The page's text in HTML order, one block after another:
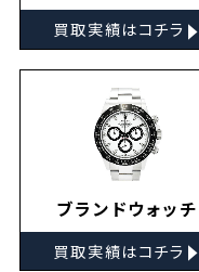
買取実績はコチラ ▸
ブランドウォッチ
買取実績はコチラ ▸